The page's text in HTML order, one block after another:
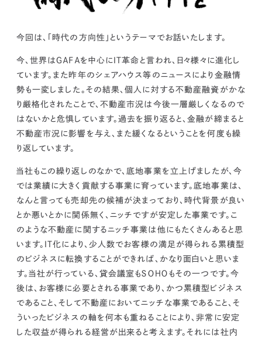
お問い合わせ
asul
サイト
ーム
シー
情報セキュリティ・DX方針及び戦略サイトマップ
©2025 AREALINK.
今回は、「時代の方向性」というテーマでお話いたします。
今、世界はＧＡＦＡを中心にＩＴ革命と言われ、日々様々に進化し
ています。また昨年のシェアハウス等のニュースにより金融情
勢も一変しました。その結果、個人に対する不動産融資がかな
り厳格化されたことで、不動産市況は今後一層厳しくなるので
はないかと危惧しています。過去を振り返ると、金融が締まると
不動産市況に影響を与え、また緩くなるということを何度も繰
り返しています。
当社もこの繰り返しのなかで、底地事業を立上げましたが、今
では業績に大きく貢献する事業に育っています。底地事業は、
なんと言っても売却先の候補が決まっており、時代背景が良い
とか悪いとかに関係無く、ニッチですが安定した事業です。こ
のような不動産に関するニッチ事業は他にもたくさんあると思
います。ＩＴ化により、少人数でお客様の満足が得られる累積型
のビジネスに転換することができれば、かなり面白いと思いま
す。当社が行っている、貸会議室もＳＯＨＯもその一つです。 今
後は、お客様に必要とされる事業であり、かつ累積型ビジネス
であること、そして不動産においてニッチな事業であること、そ
ういったビジネスの軸を何本も重ねることにより、非常に安定
した収益が得られる経営が出来ると考えます。それには社内